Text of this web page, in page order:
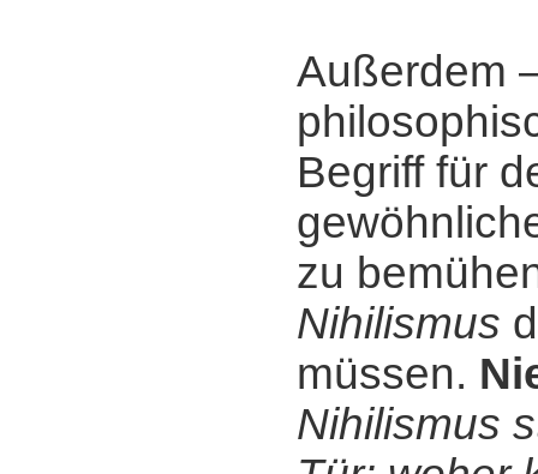
Außerdem
Begriff für
zu
Nihilismus
müssen.
Nihilismus